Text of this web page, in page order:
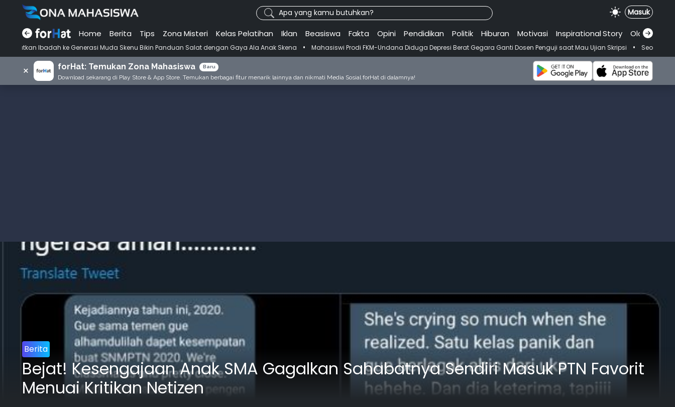
Apa yang kamu butuhkan? Masuk
Home Berita Tips Zona Misteri Kelas Pelatihan Iklan Beasiswa Fakta Opini Pendidikan Politik Hiburan Motivasi Inspirational.Story Olahraga
ke Generasi Muda Skenu Bikin Panduan Salat dengan Gaya Ala Anak Skena • Mahasiswi Prodi FKM-Undana Diduga Depresi Berat Gegara Ganti Dosen Penguji saat Mau Ujian Skripsi • Seorang Wanita
× forHat: Temukan Zona Mahasiswa Baru
Download sekarang di Play Store & App Store. Temukan berbagai fitur menarik lainnya dan nikmati Media Sosial forHat di dalamnya!
Berita
Bejat! Kesengajaan Anak SMA Gagalkan Sahabatnya Sendiri Masuk PTN Favorit
Menuai Kritikan Netizen